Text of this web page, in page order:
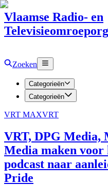
Vlaamse Radio- en
Zoeken
Categorieën
Categorieën
VRT MAXVRT
VRT, DPG Media,
Media maken voor
podcast naar
Pride